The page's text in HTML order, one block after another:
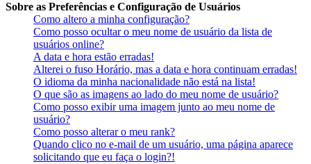
Sobre as Preferências e Configuração de Usuários
Como altero a minha configuração?
Como posso ocultar o meu nome de usuário da lista de
usuários online?
A data e hora estão erradas!
Alterei o fuso Horário, mas a data e hora continuam erradas!
O idioma da minha nacionalidade não está na lista!
O que são as imagens ao lado do meu nome de usuário?
Como posso exibir uma imagem junto ao meu nome de
usuário?
Como posso alterar o meu rank?
Quando clico no e-mail de um usuário, uma página aparece
solicitando que eu faça o login?!